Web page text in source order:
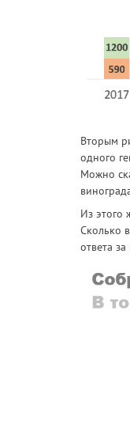
Вторым
одного
Можно
Из этого
Сколько
ответа